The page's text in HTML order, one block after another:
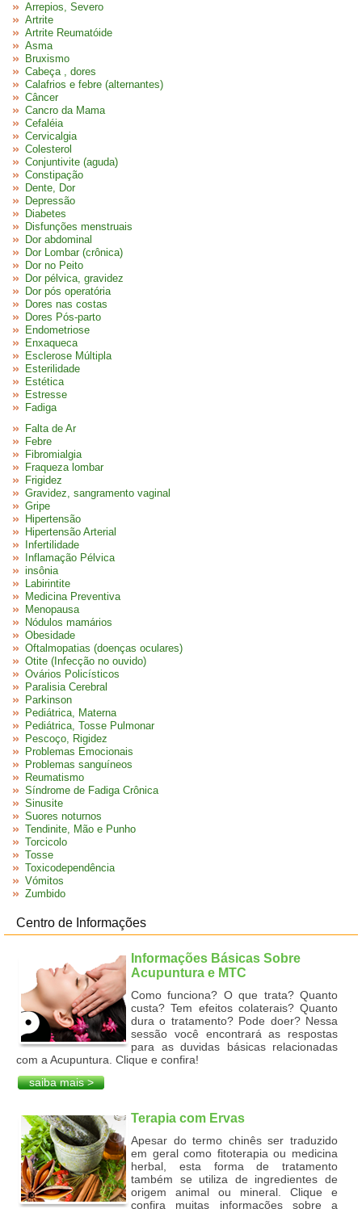
Arrepios, Severo
Artrite
Artrite Reumatóide
Asma
Bruxismo
Cabeça , dores
Calafrios e febre (alternantes)
Câncer
Cancro da Mama
Cefaléia
Cervicalgia
Colesterol
Conjuntivite (aguda)
Constipação
Dente, Dor
Depressão
Diabetes
Disfunções menstruais
Dor abdominal
Dor Lombar (crônica)
Dor no Peito
Dor pélvica, gravidez
Dor pós operatória
Dores nas costas
Dores Pós-parto
Endometriose
Enxaqueca
Esclerose Múltipla
Esterilidade
Estética
Estresse
Fadiga
Falta de Ar
Febre
Fibromialgia
Fraqueza lombar
Frigidez
Gravidez, sangramento vaginal
Gripe
Hipertensão
Hipertensão Arterial
Infertilidade
Inflamação Pélvica
insônia
Labirintite
Medicina Preventiva
Menopausa
Nódulos mamários
Obesidade
Oftalmopatias (doenças oculares)
Otite (Infecção no ouvido)
Ovários Policísticos
Paralisia Cerebral
Parkinson
Pediátrica, Materna
Pediátrica, Tosse Pulmonar
Pescoço, Rigidez
Problemas Emocionais
Problemas sanguíneos
Reumatismo
Síndrome de Fadiga Crônica
Sinusite
Suores noturnos
Tendinite, Mão e Punho
Torcicolo
Tosse
Toxicodependência
Vómitos
Zumbido
Centro de Informações
Informações Básicas Sobre
Acupuntura e MTC
Como funciona? O que trata? Quanto
custa? Tem efeitos colaterais? Quanto
dura o tratamento? Pode doer? Nessa
sessão você encontrará as respostas
para as duvidas básicas relacionadas
com a Acupuntura. Clique e confira!
saiba mais >
Terapia com Ervas
Apesar do termo chinês ser traduzido
em geral como fitoterapia ou medicina
herbal, esta forma de tratamento
também se utiliza de ingredientes de
origem animal ou mineral. Clique e
confira muitas informações sobre a